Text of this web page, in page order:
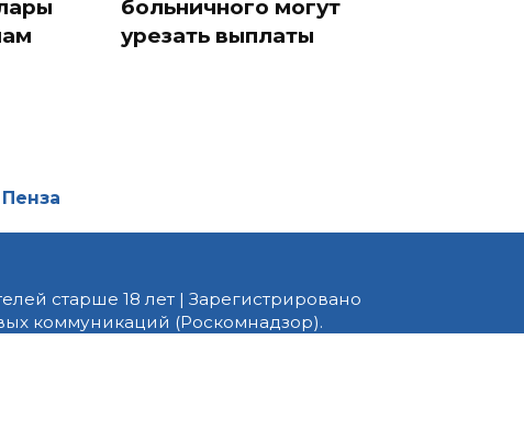
больничного могут
урезать выплаты
Пенза
старше 18 лет | Зарегистрировано
коммуникаций (Роскомнадзор).